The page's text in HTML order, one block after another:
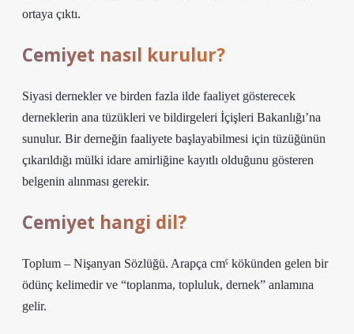
ortaya çıktı.
Cemiyet nasıl kurulur?
Siyasi dernekler ve birden fazla ilde faaliyet gösterecek
derneklerin ana tüzükleri ve bildirgeleri İçişleri Bakanlığı’na
sunulur. Bir derneğin faaliyete başlayabilmesi için tüzüğünün
çıkarıldığı mülki idare amirliğine kayıtlı olduğunu gösteren
belgenin alınması gerekir.
Cemiyet hangi dil?
Toplum – Nişanyan Sözlüğü. Arapça cmˁ kökünden gelen bir
ödünç kelimedir ve “toplanma, topluluk, dernek” anlamına
gelir.